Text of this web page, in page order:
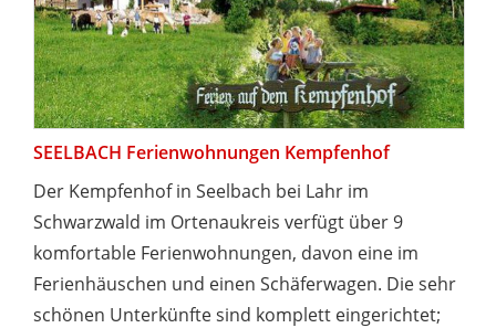
SEELBACH Ferienwohnungen Kempfenhof
Der Kempfenhof in Seelbach bei Lahr im
Schwarzwald im Ortenaukreis verfügt über 9
komfortable Ferienwohnungen, davon eine im
Ferienhäuschen und einen Schäferwagen. Die sehr
schönen Unterkünfte sind komplett eingerichtet;